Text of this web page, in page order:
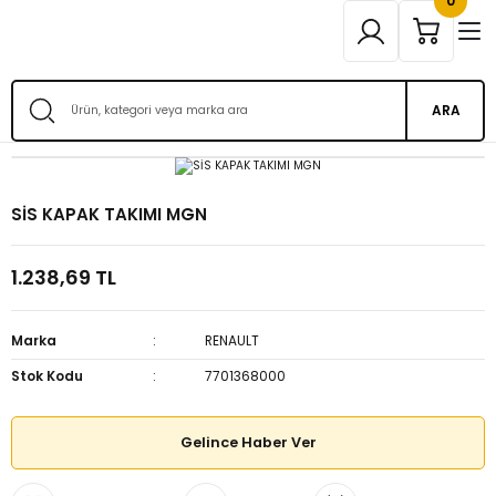
ARA
SİS KAPAK TAKIMI MGN
1.238,69 TL
Marka
RENAULT
Stok Kodu
7701368000
Gelince Haber Ver